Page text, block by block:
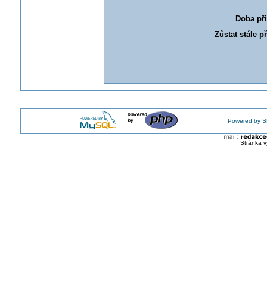
Doba
Zůstat stále
Powered by
Stránka